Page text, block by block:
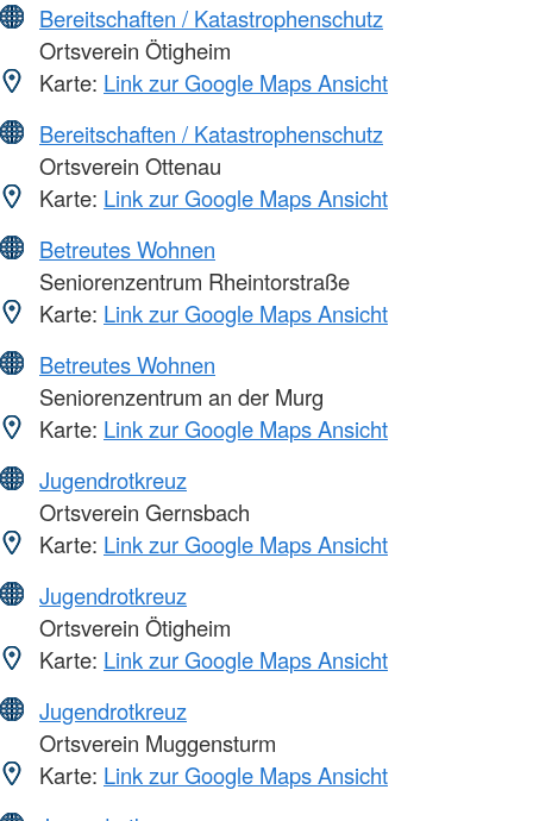
Bereitschaften / Katastrophenschutz
Ortsverein Ötigheim
Karte: Link zur Google Maps Ansicht
Bereitschaften / Katastrophenschutz
Ortsverein Ottenau
Karte: Link zur Google Maps Ansicht
Betreutes Wohnen
Seniorenzentrum Rheintorstraße
Karte: Link zur Google Maps Ansicht
Betreutes Wohnen
Seniorenzentrum an der Murg
Karte: Link zur Google Maps Ansicht
Jugendrotkreuz
Ortsverein Gernsbach
Karte: Link zur Google Maps Ansicht
Jugendrotkreuz
Ortsverein Ötigheim
Karte: Link zur Google Maps Ansicht
Jugendrotkreuz
Ortsverein Muggensturm
Karte: Link zur Google Maps Ansicht